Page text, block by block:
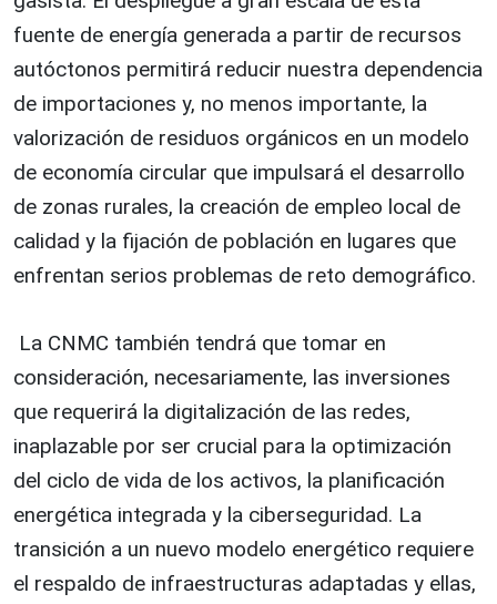
fuente de energía generada a partir de recursos
autóctonos permitirá reducir nuestra dependencia
de importaciones y, no menos importante, la
valorización de residuos orgánicos en un modelo
de economía circular que impulsará el desarrollo
de zonas rurales, la creación de empleo local de
calidad y la fijación de población en lugares que
enfrentan serios problemas de reto demográfico.
La CNMC también tendrá que tomar en
consideración, necesariamente, las inversiones
que requerirá la digitalización de las redes,
inaplazable por ser crucial para la optimización
del ciclo de vida de los activos, la planificación
energética integrada y la ciberseguridad. La
transición a un nuevo modelo energético requiere
el respaldo de infraestructuras adaptadas y ellas,